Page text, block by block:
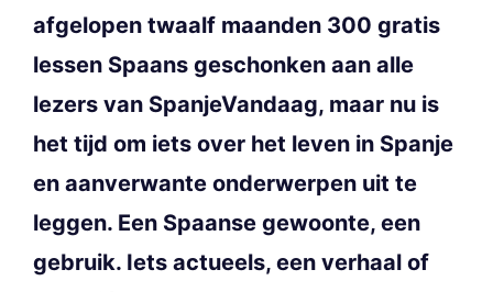
afgelopen twaalf maanden 300 gratis
lessen Spaans geschonken aan alle
lezers van SpanjeVandaag, maar nu is
het tijd om iets over het leven in Spanje
en aanverwante onderwerpen uit te
leggen. Een Spaanse gewoonte, een
gebruik. Iets actueels, een verhaal of